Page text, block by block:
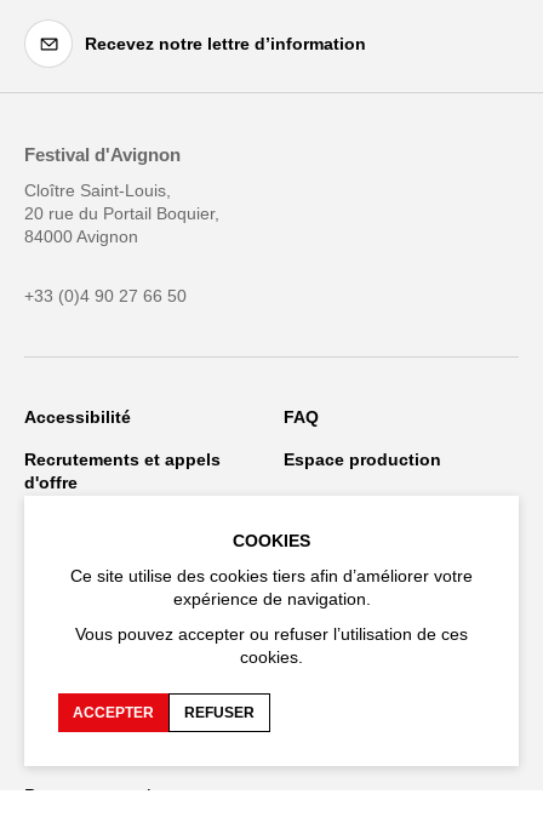
Recevez notre lettre d’information
Festival d'Avignon
Cloître Saint-Louis,
20 rue du Portail Boquier,
84000 Avignon
+33 (0)4 90 27 66 50
Accessibilité FAQ
Recrutements et appels
d'offre
Espace production
Espace équipe
Publications et
téléchargements
Crédits
Protection des données
personnelles
Spectacles en tournée
Restez connecté
COOKIES
Ce site utilise des cookies tiers afin d’améliorer votre
expérience de navigation.
Vous pouvez accepter ou refuser l’utilisation de ces
cookies.
ACCEPTER REFUSER